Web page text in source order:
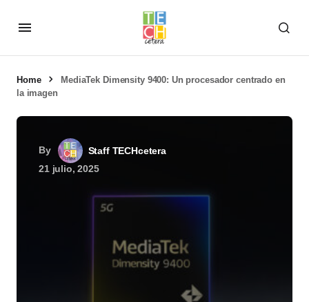
Home
MediaTek Dimensity 9400: Un procesador centrado en
la imagen
By
Staff TECHcetera
21 julio, 2025